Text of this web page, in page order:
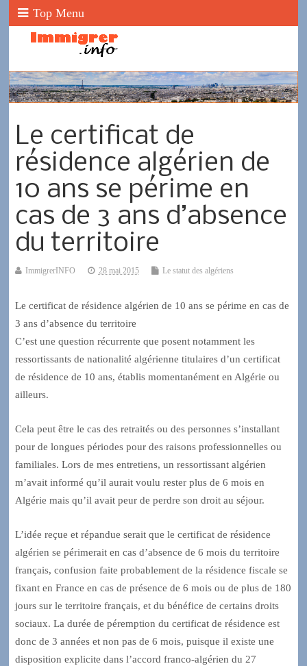
Top Menu
Le certificat de
résidence algérien de
10 ans se périme en
cas de 3 ans d’absence
du territoire
ImmigrerINFO 28 mai 2015 Le statut des algériens
Le certificat de résidence algérien de 10 ans se périme en cas de
3 ans d’absence du territoire
C’est une question récurrente que posent notamment les
ressortissants de nationalité algérienne titulaires d’un certificat
de résidence de 10 ans, établis momentanément en Algérie ou
ailleurs.
Cela peut être le cas des retraités ou des personnes s’installant
pour de longues périodes pour des raisons professionnelles ou
familiales. Lors de mes entretiens, un ressortissant algérien
m’avait informé qu’il aurait voulu rester plus de 6 mois en
Algérie mais qu’il avait peur de perdre son droit au séjour.
L’idée reçue et répandue serait que le certificat de résidence
algérien se périmerait en cas d’absence de 6 mois du territoire
français, confusion faite probablement de la résidence fiscale se
fixant en France en cas de présence de 6 mois ou de plus de 180
jours sur le territoire français, et du bénéfice de certains droits
sociaux. La durée de péremption du certificat de résidence est
donc de 3 années et non pas de 6 mois, puisque il existe une
disposition explicite dans l’accord franco-algérien du 27